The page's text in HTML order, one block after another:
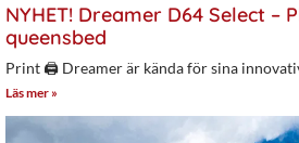
NYHET! Dreamer D64 Select –
queensbed
Print 🖨 Dreamer är kända för sina
Läs mer »